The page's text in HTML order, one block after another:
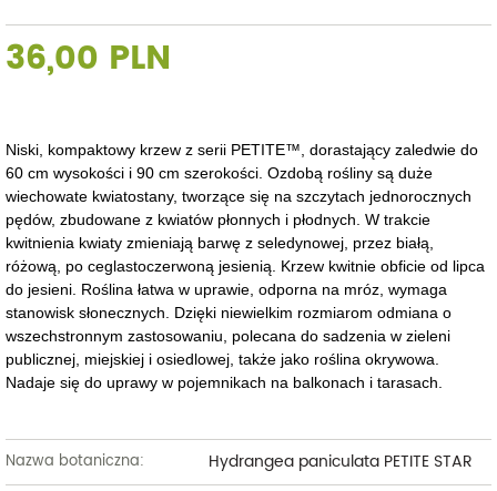
36,00 PLN
Niski, kompaktowy krzew z serii PETITE™, dorastający zaledwie do
60 cm wysokości i 90 cm szerokości. Ozdobą rośliny są duże
wiechowate kwiatostany, tworzące się na szczytach jednorocznych
pędów, zbudowane z kwiatów płonnych i płodnych. W trakcie
kwitnienia kwiaty zmieniają barwę z seledynowej, przez białą,
różową, po ceglastoczerwoną jesienią. Krzew kwitnie obficie od lipca
do jesieni. Roślina łatwa w uprawie, odporna na mróz, wymaga
stanowisk słonecznych. Dzięki niewielkim rozmiarom odmiana o
wszechstronnym zastosowaniu, polecana do sadzenia w zieleni
publicznej, miejskiej i osiedlowej, także jako roślina okrywowa.
Nadaje się do uprawy w pojemnikach na balkonach i tarasach.
Nazwa botaniczna: Hydrangea paniculata PETITE STAR